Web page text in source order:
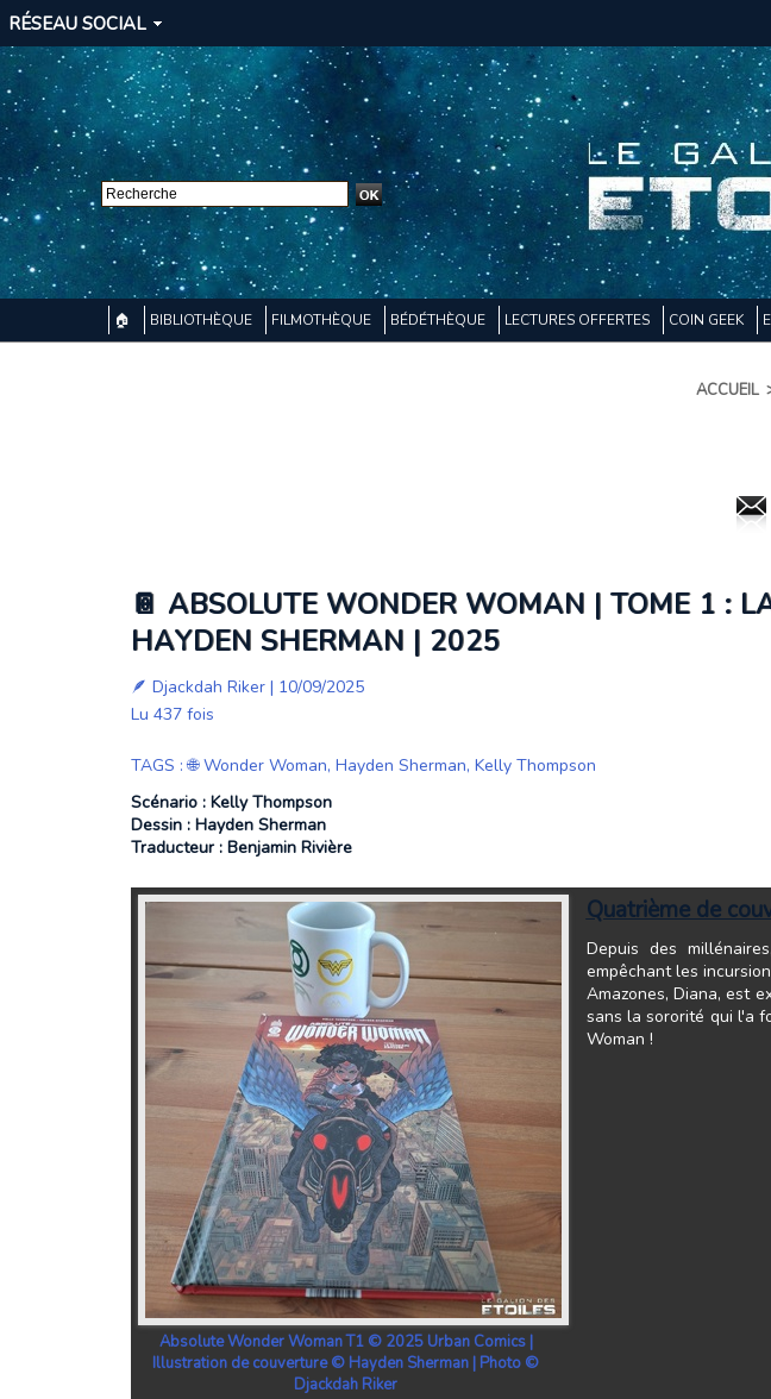
RÉSEAU SOCIAL
🏠 BIBLIOTHÈQUE FILMOTHÈQUE BÉDÉTHÈQUE LECTURES OFFERTES COIN GEEK
ACCUEIL
📔 ABSOLUTE WONDER WOMAN | TOME 1 :
HAYDEN SHERMAN | 2025
🪶 Djackdah Riker| 10/09/2025
Lu 437 fois
TAGS :🌐 Wonder Woman, Hayden Sherman, Kelly Thompson
Scénario : Kelly Thompson
Dessin : Hayden Sherman
Traducteur : Benjamin Rivière
Absolute Wonder Woman T1 © 2025 Urban Comics |
Illustration de couverture © Hayden Sherman | Photo ©
Djackdah Riker
Quatrième de
Depuis des
empêchant les
Amazones, Diana, est
sans la sororité qui l'a
Woman !